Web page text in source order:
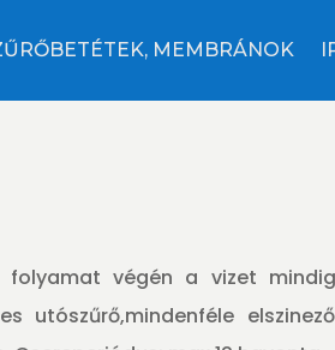
MEMBRÁNOK
folyamat végén a vizet
utószűrő,mindenféle